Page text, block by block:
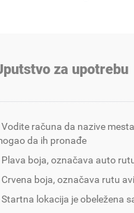
za upotrebu
Vodite računa da nazive
da ih pronađe
Plava boja, označava auto
Crvena boja, označava rutu
Startna lokacija je obeležena